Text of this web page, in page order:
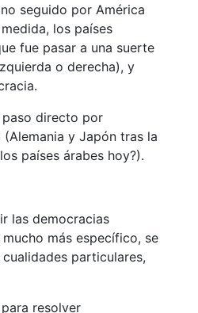
seguido por América
los países
fue pasar a una suerte
o derecha), y
directo por
y Japón tras la
países árabes hoy?).
las democracias
más específico, se
particulares,
resolver